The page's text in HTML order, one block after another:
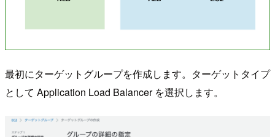
最初にターゲットグループを作成します。ターゲットタイプ
として Application Load Balancer を選択します。